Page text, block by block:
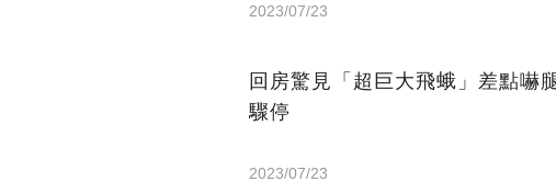
2023/07/23
回房驚見「超巨大飛蛾」差點嚇
驟停
2023/07/23